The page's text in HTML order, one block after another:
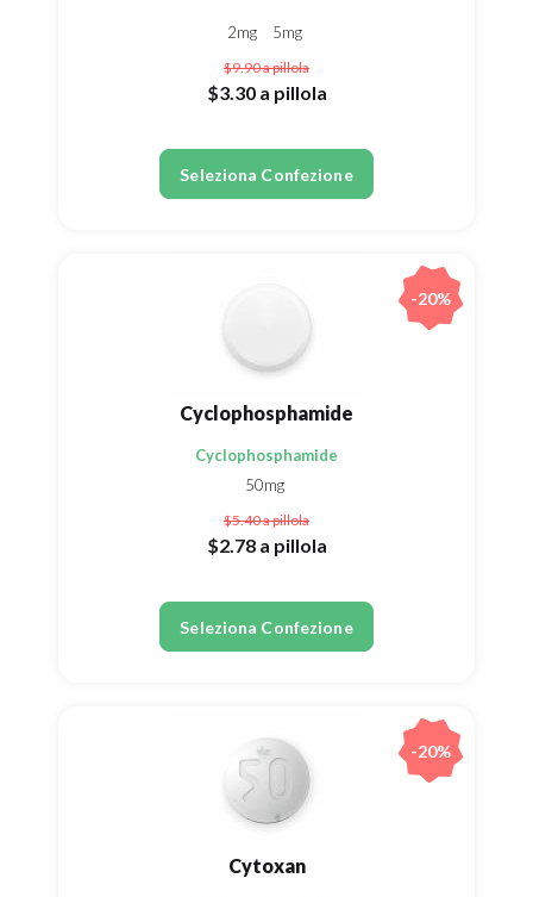
2mg 5mg
$9.90a pillola
$3.30 a pillola
Seleziona Confezione
Cyclophosphamide
Cyclophosphamide
50mg
$5.40a pillola
$2.78 a pillola
Seleziona Confezione
-20%
Cytoxan
-20%